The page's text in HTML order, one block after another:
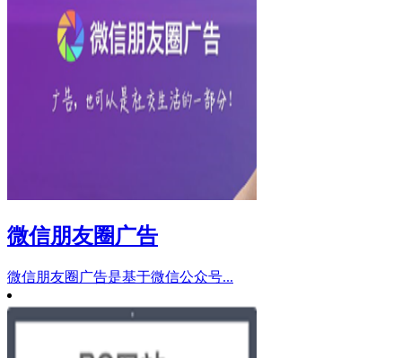
微信朋友圈广告
微信朋友圈广告是基于微信公众号...